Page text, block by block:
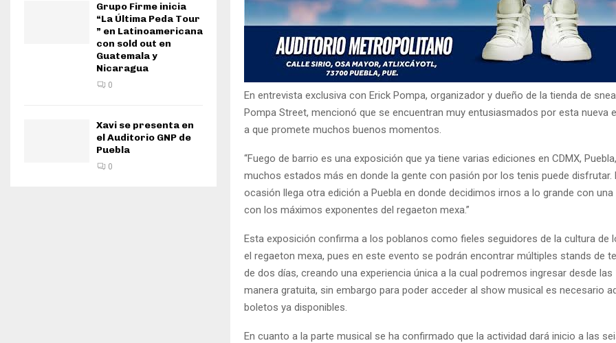
En entrevista exclusiva con Erick Pompa, organizador y dueño de la tienda de
Pompa Street, mencionó que se encuentran muy entusiasmados por esta nueva
a que promete muchos buenos momentos.
“Fuego de barrio es una exposición que ya tiene varias ediciones en CDMX,
muchos estados más en donde la gente con pasión por los tenis puede disfrutar.
ocasión llega otra edición a Puebla en donde decidimos irnos a lo grande con
con los máximos exponentes del regaeton mexa.”
Esta exposición confirma a los poblanos como fieles seguidores de la cultura de
el regaeton mexa, pues en este evento se podrán encontrar múltiples stands de
de dos días, creando una experiencia única a la cual podremos ingresar desde las
manera gratuita, sin embargo para poder acceder al show musical es necesario
boletos ya disponibles.
En cuanto a la parte musical se ha confirmado que la actividad dará inicio a las
Grupo Firme inicia
“La Última Peda Tour
” en Latinoamericana
con sold out en
Guatemala y
Nicaragua
0
Xavi se presenta en
el Auditorio GNP de
Puebla
0